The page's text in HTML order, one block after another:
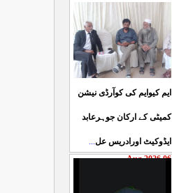
ایم کیوایم کی کوآرڈی نیشن
کمیٹی کے ارکان جوہرعابد
ایڈوکیٹ اورادریس عل...
06 Aug 2026